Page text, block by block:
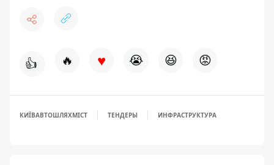
👍 🔥 ♥ 😭 😆 😡
КИЇВАВТОШЛЯХМІСТ ТЕНДЕРЫ ИНФРАСТРУКТУРА